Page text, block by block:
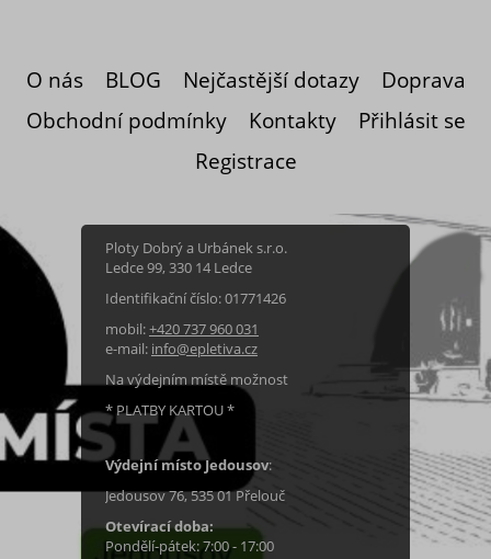
O nás BLOG Nejčastější dotazy
Doprava
Obchodní podmínky
Kontakty
Přihlásit se
Registrace
Ploty Dobrý a Urbánek s.r.o.
Ledce 99, 330 14 Ledce
Identifikační číslo: 01771426
mobil:+420 737 960 031
e-mail: info@epletiva.cz
Na výdejním místě možnost
* PLATBY KARTOU *
Výdejní místo Jedousov:
Jedousov 76, 535 01 Přelouč
Otevírací doba:
Pondělí-pátek: 7:00 - 17:00